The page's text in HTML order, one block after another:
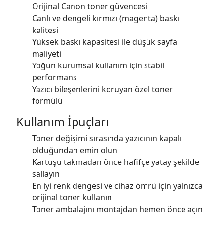
Orijinal Canon toner güvencesi
Canlı ve dengeli kırmızı (magenta) baskı
kalitesi
Yüksek baskı kapasitesi ile düşük sayfa
maliyeti
Yoğun kurumsal kullanım için stabil
performans
Yazıcı bileşenlerini koruyan özel toner
formülü
Kullanım İpuçları
Toner değişimi sırasında yazıcının kapalı
olduğundan emin olun
Kartuşu takmadan önce hafifçe yatay şekilde
sallayın
En iyi renk dengesi ve cihaz ömrü için yalnızca
orijinal toner kullanın
Toner ambalajını montajdan hemen önce açın